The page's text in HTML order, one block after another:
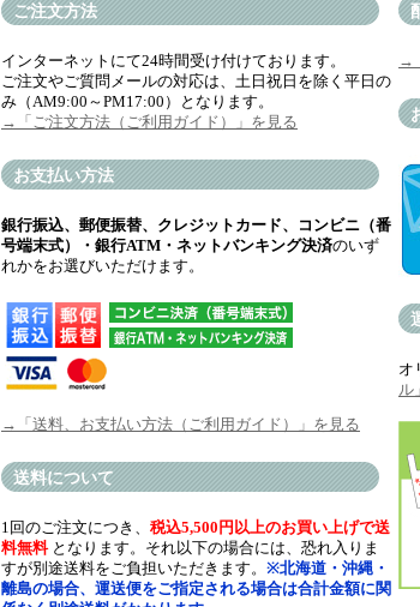
ご注文方法
インターネットにて24時間受け付けております。
ご注文やご質問メールの対応は、土日祝日を除く平日の
み（AM9:00～PM17:00）となります。
→「ご注文方法（ご利用ガイド）」を見る
お支払い方法
銀行振込、郵便振替、クレジットカード、コンビニ（番
号端末式）・銀行ATM・ネットバンキング決済のいず
れかをお選びいただけます。
→「送料、お支払い方法（ご利用ガイド）」を見る
送料について
1回のご注文につき、 税込5,500円以上のお買い上げで送
料無料となります。それ以下の場合には、恐れ入りま
すが別途送料をご負担いただきます。 ※北海道・沖縄・
離島の場合、運送便をご指定される場合は合計金額に関
→
オ
ル」